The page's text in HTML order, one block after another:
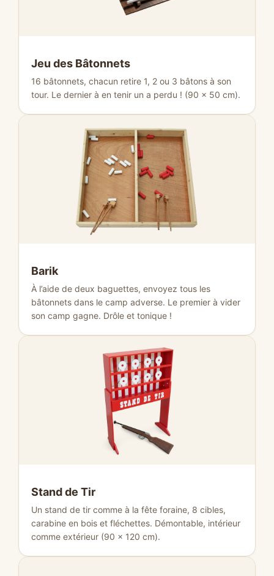
Jeu des Bâtonnets
16 bâtonnets, chacun retire 1, 2 ou 3 bâtons à son
tour. Le dernier à en tenir un a perdu ! (90 × 50 cm).
Barik
À l’aide de deux baguettes, envoyez tous les
bâtonnets dans le camp adverse. Le premier à vider
son camp gagne. Drôle et tonique !
Stand de Tir
Un stand de tir comme à la fête foraine, 8 cibles,
carabine en bois et fléchettes. Démontable, intérieur
comme extérieur (90 × 120 cm).